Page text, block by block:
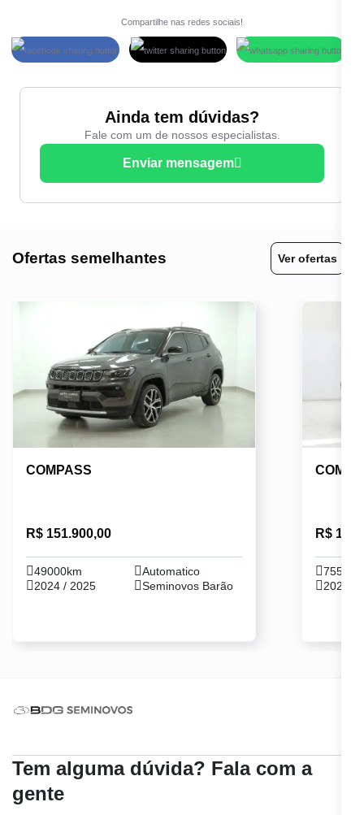
Compartilhe nas redes sociais!
Ainda tem dúvidas?
Fale com um de nossos especialistas.
Enviar mensagem
Ofertas semelhantes Ver ofertas
COMPASS
R$ 151.900,00
49000km
Automatico
2024 / 2025
Seminovos Barão
R$
2022 /
Tem alguma dúvida? Fala com a
gente